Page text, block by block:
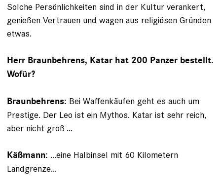
Solche Persönlichkeiten sind in der Kultur verankert,
genießen Vertrauen und wagen aus religiösen Gründen
etwas.
Herr Braunbehrens, Katar hat 200 Panzer bestellt.
Wofür?
Braunbehrens: Bei Waffenkäufen geht es auch um
Prestige. Der Leo ist ein Mythos. Katar ist sehr reich,
aber nicht groß ...
Käßmann: ...eine Halbinsel mit 60 Kilometern
Landgrenze...